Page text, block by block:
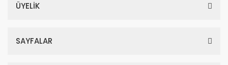
ÜYELİK
SAYFALAR